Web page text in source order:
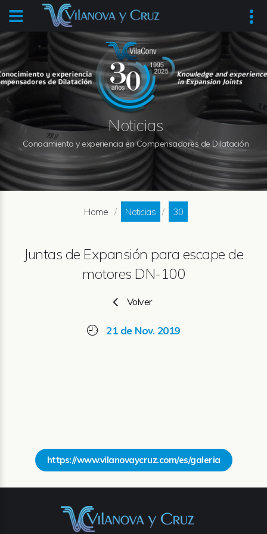
Noticias
Conocimiento y experiencia en Compensadores de Dilatación
Home Noticias 30
Juntas de Expansión para escape de
motores DN-100
Volver
21 de Nov. 2019
https://www.vilanovaycruz.com/es/galeria